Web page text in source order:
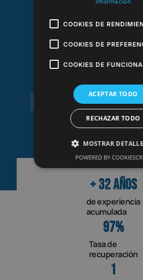
Víctor Lajas
de experiencia
acumulada
+ 32 años
Tasa de
recuperación
97%
1
COOKIES DE
COOKIES DE
COOKIES DE
ACEPTAR TODO
RECHAZAR TODO
MOSTRAR
POWERED BY